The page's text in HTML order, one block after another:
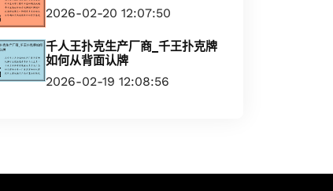
2026-02-20 12:07:50
千人王扑克生产厂商_千王扑克牌
如何从背面认牌
2026-02-19 12:08:56